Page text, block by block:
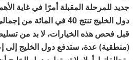
جديد للمرحلة المقبلة أمرًا في غاية
دول الخليج تنتج 40 في المائة من إجمالي الطاقة في العالم.
قبل فحص هذه الخيارات، لا بد من
(منطقية) عدة، ستدفع دول الخليج إلى